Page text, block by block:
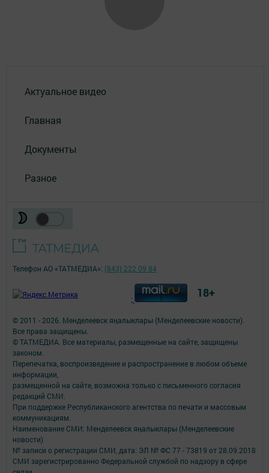
Актуальное видео
Главная
Документы
Разное
© 2011 - 2026. Менделеевск яӊалыклары (Менделеевские новости).
Все права защищены.
© ТАТМЕДИА. Все материалы, размещенные на сайте, защищены
законом.
Перепечатка, воспроизведение и распространение в любом объеме
информации,
размещенной на сайте, возможна только с письменного согласия
редакций СМИ.
При поддержке Республиканского агентства по печати и массовым
коммуникациям.
Наименование СМИ: Менделеевск яӊалыклары (Менделеевские
новости)
№ записи о регистрации СМИ, дата: ЭЛ № ФС 77 - 73819 от 28.09.2018
СМИ зарегистрированно Федеральной службой по надзору в сфере
Телефон АО «ТАТМЕДИА»: (843) 222 09 84
; 18+